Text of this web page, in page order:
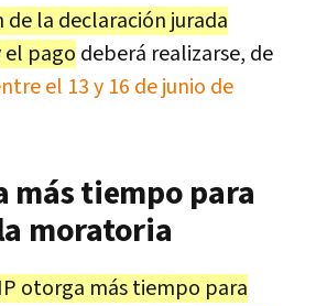
de la declaración jurada
pago deberá realizarse, de
el 13 y 16 de junio de
más tiempo para
moratoria
otorga más tiempo para